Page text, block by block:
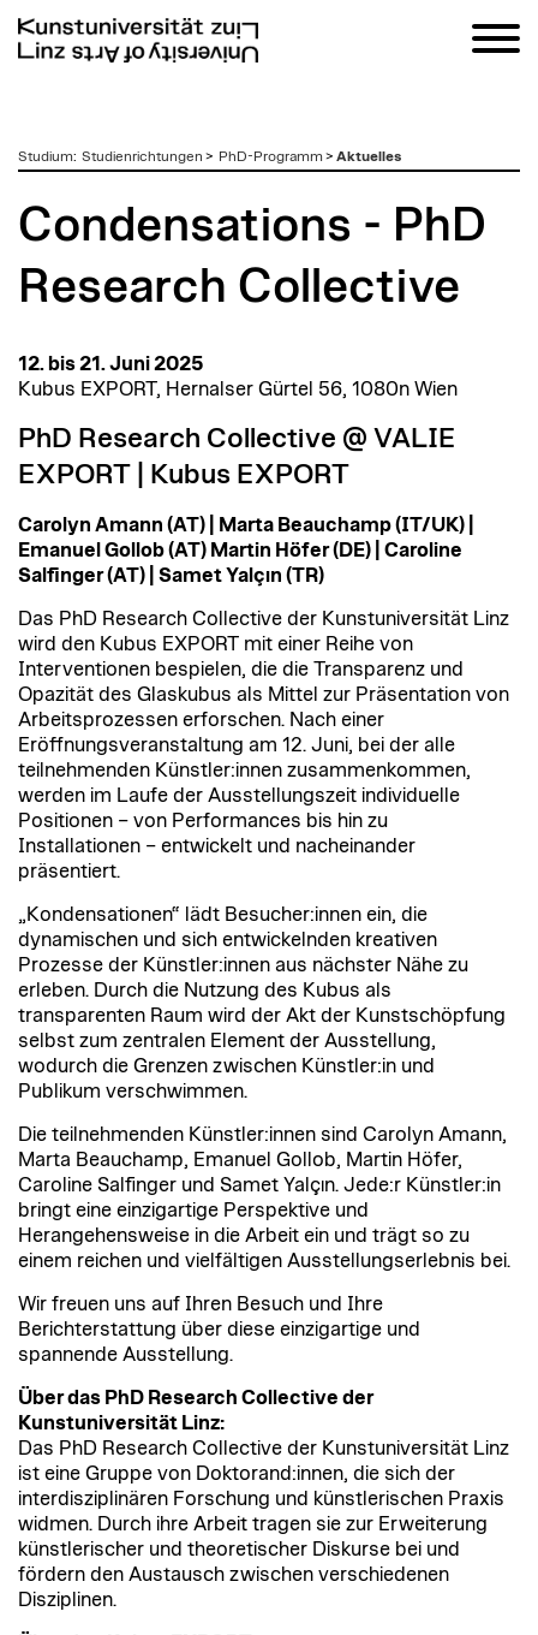
zumStudium: Studienrichtungen > PhD-Programm > Aktuelles
Condensations - PhD
Research Collective
12. bis 21. Juni 2025
Kubus EXPORT, Hernalser Gürtel 56, 1080n Wien
PhD Research Collective @ VALIE
EXPORT | Kubus EXPORT
Carolyn Amann (AT) | Marta Beauchamp (IT/UK) |
Emanuel Gollob (AT) Martin Höfer (DE) | Caroline
Salfinger (AT) | Samet Yalçın (TR)
Das PhD Research Collective der Kunstuniversität Linz
wird den Kubus EXPORT mit einer Reihe von
Interventionen bespielen, die die Transparenz und
Opazität des Glaskubus als Mittel zur Präsentation von
Arbeitsprozessen erforschen. Nach einer
Eröffnungsveranstaltung am 12. Juni, bei der alle
teilnehmenden Künstler:innen zusammenkommen,
werden im Laufe der Ausstellungszeit individuelle
Positionen – von Performances bis hin zu
Installationen – entwickelt und nacheinander
präsentiert.
„Kondensationen“ lädt Besucher:innen ein, die
dynamischen und sich entwickelnden kreativen
Prozesse der Künstler:innen aus nächster Nähe zu
erleben. Durch die Nutzung des Kubus als
transparenten Raum wird der Akt der Kunstschöpfung
selbst zum zentralen Element der Ausstellung,
wodurch die Grenzen zwischen Künstler:in und
Publikum verschwimmen.
Die teilnehmenden Künstler:innen sind Carolyn Amann,
Marta Beauchamp, Emanuel Gollob, Martin Höfer,
Caroline Salfinger und Samet Yalçın. Jede:r Künstler:in
bringt eine einzigartige Perspektive und
Herangehensweise in die Arbeit ein und trägt so zu
einem reichen und vielfältigen Ausstellungserlebnis bei.
Wir freuen uns auf Ihren Besuch und Ihre
Berichterstattung über diese einzigartige und
spannende Ausstellung.
Über das PhD Research Collective der
Kunstuniversität Linz:
Das PhD Research Collective der Kunstuniversität Linz
ist eine Gruppe von Doktorand:innen, die sich der
interdisziplinären Forschung und künstlerischen Praxis
widmen. Durch ihre Arbeit tragen sie zur Erweiterung
künstlerischer und theoretischer Diskurse bei und
fördern den Austausch zwischen verschiedenen
Disziplinen.